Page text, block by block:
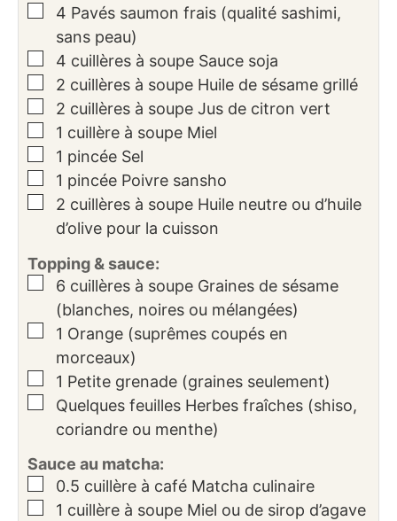
▢
4 Pavés saumon frais (qualité sashimi,
sans peau)
▢
4 cuillères à soupe Sauce soja
▢
2 cuillères à soupe Huile de sésame grillé
▢
2 cuillères à soupe Jus de citron vert
▢
1 cuillère à soupe Miel
▢
1 pincée Sel
▢
1 pincée Poivre sansho
▢
2 cuillères à soupe Huile neutre ou d’huile
d’olive pour la cuisson
Topping & sauce:
▢
6 cuillères à soupe Graines de sésame
(blanches, noires ou mélangées)
▢
1 Orange (suprêmes coupés en
morceaux)
▢
1 Petite grenade (graines seulement)
▢
Quelques feuilles Herbes fraîches (shiso,
coriandre ou menthe)
Sauce au matcha:
▢
0.5 cuillère à café Matcha culinaire
▢
1 cuillère à soupe Miel ou de sirop d’agave